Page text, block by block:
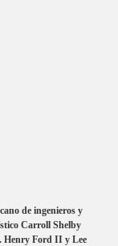
de ingenieros y
Carroll Shelby
Henry Ford II y Lee